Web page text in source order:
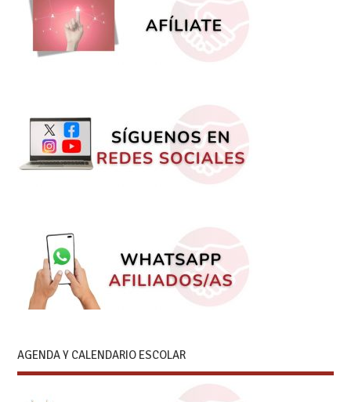
AGENDA Y CALENDARIO ESCOLAR